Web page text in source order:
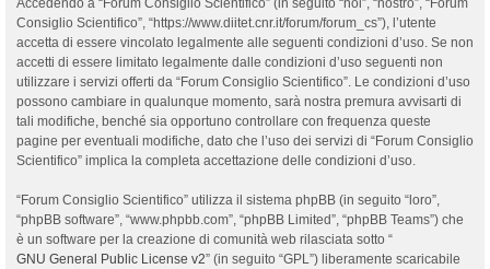
Accedendo a “Forum Consiglio Scientifico” (in seguito “noi”, “nostro”, “Forum
Consiglio Scientifico”, “https://www.diitet.cnr.it/forum/forum_cs”), l’utente
accetta di essere vincolato legalmente alle seguenti condizioni d’uso. Se non
accetti di essere limitato legalmente dalle condizioni d’uso seguenti non
utilizzare i servizi offerti da “Forum Consiglio Scientifico”. Le condizioni d’uso
possono cambiare in qualunque momento, sarà nostra premura avvisarti di
tali modifiche, benché sia opportuno controllare con frequenza queste
pagine per eventuali modifiche, dato che l’uso dei servizi di “Forum Consiglio
Scientifico” implica la completa accettazione delle condizioni d’uso.
“Forum Consiglio Scientifico” utilizza il sistema phpBB (in seguito “loro”,
“phpBB software”, “www.phpbb.com”, “phpBB Limited”, “phpBB Teams”) che
è un software per la creazione di comunità web rilasciata sotto “
GNU General Public License v2” (in seguito “GPL”) liberamente scaricabile